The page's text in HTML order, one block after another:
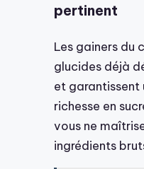
pertinent
Les gainers du
glucides déjà
et garantissent
richesse en
vous ne
ingrédients